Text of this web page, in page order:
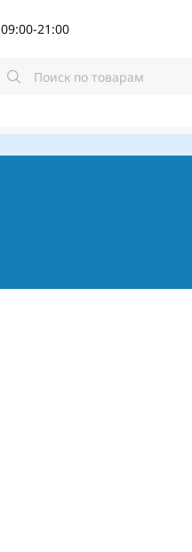
09:00-21:00